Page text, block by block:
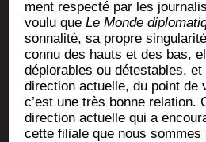
ment res­pec­té par les
vou­lu queLe Monde
son­na­li­té, sa propre
connu des hauts et des bas,
déplo­rables ou détes­tables,
direc­tion actuelle, du point de
c’est une très bonne rela­tion.
direc­tion actuelle qui a
cette filiale que nous sommes